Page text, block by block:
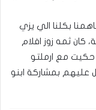
بكلنا الي يزي
ثمه زوز افلام
حكيت مع ارملتو
عليهم بمشاركة ابنو